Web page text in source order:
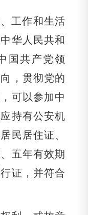
工作和生活
华人民共和
国共产党领
，贯彻党的
可以参加中
持有公安机
民居住证、
五年有效期
证，并符合